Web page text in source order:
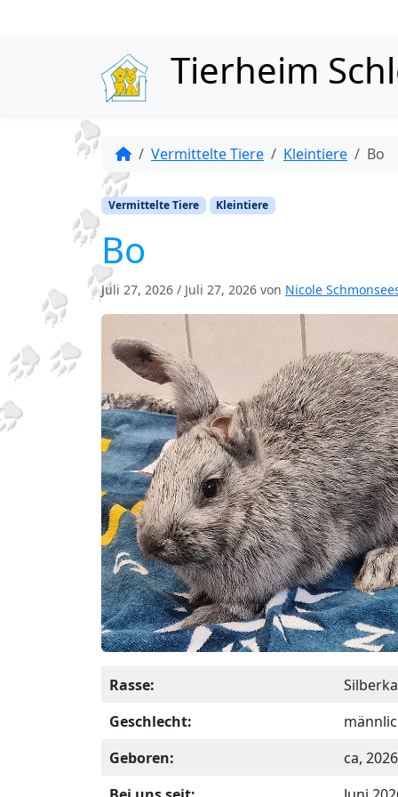
Tierheim
Vermittelte Tiere Kleintiere Bo
Vermittelte Tiere Kleintiere
Bo
Juli 27, 2026 / Juli 27, 2026 von Nicole
Rasse:
Geschlecht:
Geboren:
ca, 2026